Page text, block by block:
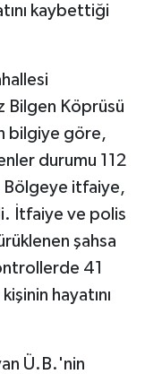
kaybettiği
Bilgen Köprüsü
bilgiye göre,
durumu 112
itfaiye,
İtfaiye ve polis
şahsa
41
hayatını
Ü.B.'nin